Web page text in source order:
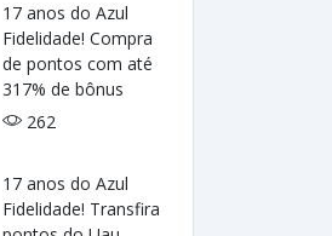
17 anos do Azul
Fidelidade! Compra
de pontos com até
317% de bônus
262
17 anos do Azul
Fidelidade! Transfira